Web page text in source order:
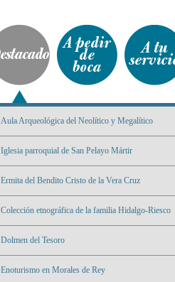
Aula Arqueológica del Neolítico y Megalítico
Iglesia parroquial de San Pelayo Mártir
Ermita del Bendito Cristo de la Vera Cruz
Colección etnográfica de la familia Hidalgo-Riesco
Dolmen del Tesoro
Enoturismo en Morales de Rey